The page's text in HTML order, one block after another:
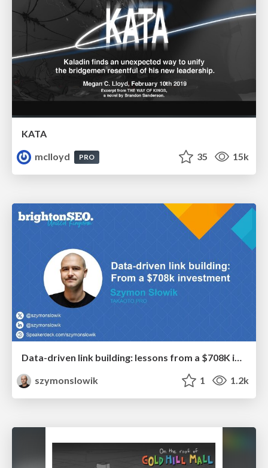
KATA
mclloyd
PRO 35 15k
szymonslowik
1 1.2k